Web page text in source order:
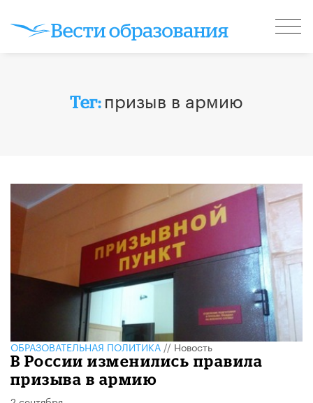
Тег: призыв в армию
ОБРАЗОВАТЕЛЬНАЯ ПОЛИТИКА//Новость
В России изменились правила
призыва в армию